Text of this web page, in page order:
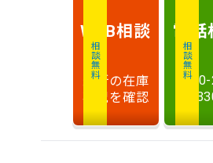
相談無料
WEB相談
最新の在庫
状況を確認
相談無料
電話